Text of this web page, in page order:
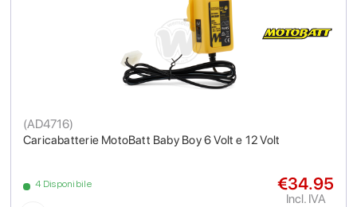
Caricabatterie MotoBatt Baby Boy 6 Volt e 12 Volt
(AD4716)
4 Disponibile €34.95
Incl. IVA